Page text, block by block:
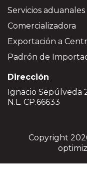
Servicios aduanales
Comercializadora
Exportación a
Padrón de
Dirección
Ignacio Sepúlveda
N.L. CP.66633
Copyright